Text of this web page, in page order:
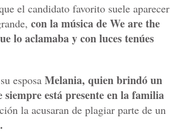
el candidato favorito suele aparecer
con la música de We are the
lo aclamaba y con luces tenúes
esposa Melania, quien brindó un
siempre está presente en la familia
la acusaran de plagiar parte de un